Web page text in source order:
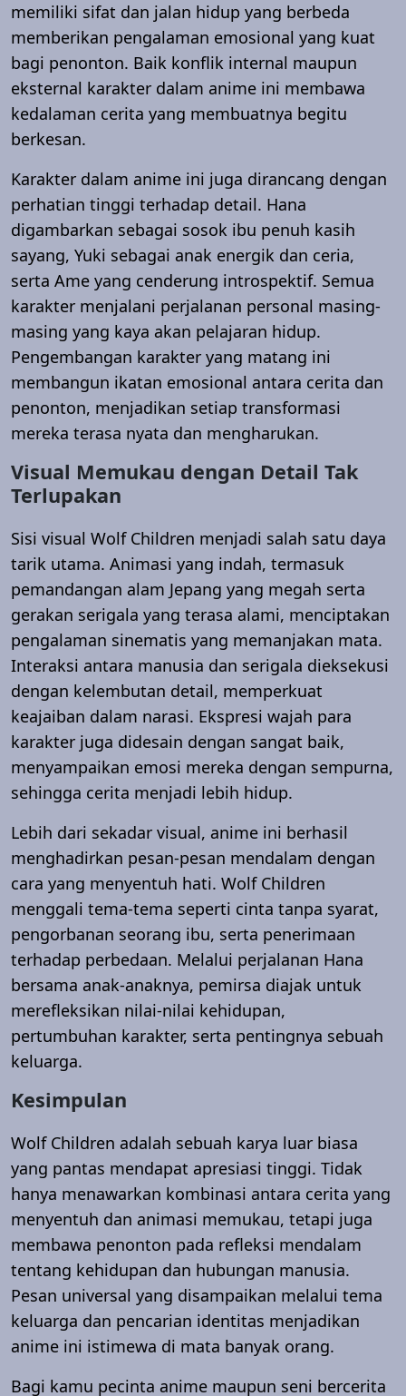
memiliki sifat dan jalan hidup yang berbeda
memberikan pengalaman emosional yang kuat
bagi penonton. Baik konflik internal maupun
eksternal karakter dalam anime ini membawa
kedalaman cerita yang membuatnya begitu
berkesan.
Karakter dalam anime ini juga dirancang dengan
perhatian tinggi terhadap detail. Hana
digambarkan sebagai sosok ibu penuh kasih
sayang, Yuki sebagai anak energik dan ceria,
serta Ame yang cenderung introspektif. Semua
karakter menjalani perjalanan personal masing-
masing yang kaya akan pelajaran hidup.
Pengembangan karakter yang matang ini
membangun ikatan emosional antara cerita dan
penonton, menjadikan setiap transformasi
mereka terasa nyata dan mengharukan.
Visual Memukau dengan Detail Tak
Terlupakan
Sisi visual Wolf Children menjadi salah satu daya
tarik utama. Animasi yang indah, termasuk
pemandangan alam Jepang yang megah serta
gerakan serigala yang terasa alami, menciptakan
pengalaman sinematis yang memanjakan mata.
Interaksi antara manusia dan serigala dieksekusi
dengan kelembutan detail, memperkuat
keajaiban dalam narasi. Ekspresi wajah para
karakter juga didesain dengan sangat baik,
menyampaikan emosi mereka dengan sempurna,
sehingga cerita menjadi lebih hidup.
Lebih dari sekadar visual, anime ini berhasil
menghadirkan pesan-pesan mendalam dengan
cara yang menyentuh hati. Wolf Children
menggali tema-tema seperti cinta tanpa syarat,
pengorbanan seorang ibu, serta penerimaan
terhadap perbedaan. Melalui perjalanan Hana
bersama anak-anaknya, pemirsa diajak untuk
merefleksikan nilai-nilai kehidupan,
pertumbuhan karakter, serta pentingnya sebuah
keluarga.
Kesimpulan
Wolf Children adalah sebuah karya luar biasa
yang pantas mendapat apresiasi tinggi. Tidak
hanya menawarkan kombinasi antara cerita yang
menyentuh dan animasi memukau, tetapi juga
membawa penonton pada refleksi mendalam
tentang kehidupan dan hubungan manusia.
Pesan universal yang disampaikan melalui tema
keluarga dan pencarian identitas menjadikan
anime ini istimewa di mata banyak orang.
Bagi kamu pecinta anime maupun seni bercerita